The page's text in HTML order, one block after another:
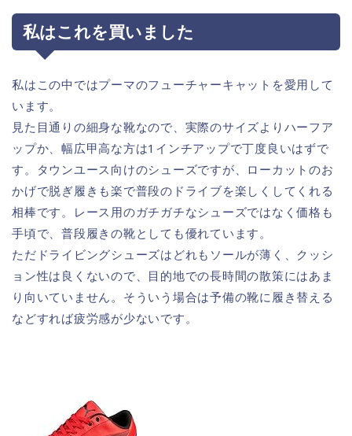
私はこれを買いました
私はこの中ではプーマのフューチャーキャットを愛用して
います。
見た目通りの細身な靴なので、実際のサイズよりハーフア
ップか、幅広甲高な方は1インチアップで丁度良いはずで
す。タウンユース向けのシューズですが、ローカットのお
かげで脱ぎ履きも楽で普段のドライブを楽しくしてくれる
相棒です。レース用のガチガチなシューズではなく価格も
手頃で、普段履きの靴としても優れています。
ただドライビングシューズはどれもソールが薄く、クッシ
ョン性は良くないので、目的地での長時間の散策にはあま
り向いていません。そういう場合は予備の靴に履き替える
などすれば疲労感が少ないです。